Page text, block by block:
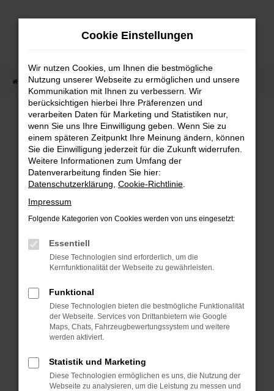
Zum
Startseite Fahrzeugangebote Fahrzeugmarkt
Fahrzeugmarkt
Fehler: Network Error
Beim Laden ist ein Fehler aufgetreten.
Hier sind ein paar Tipps, die dir helfen können:
Überprüfe deine Firewall und deine
Internetverbindung.
deine Suchmaschine?
Prüfe deine Browsererweiterungen.
Manche Erweiterungen, wie Werbeblocker,
können das Laden bestimmter Seiten
anderen Browser oder in einem privaten
Fenster?
Cookie Einstellungen
Wir nutzen Cookies, um Ihnen die bestmögliche
Nutzung unserer Webseite zu ermöglichen und unsere
Kommunikation mit Ihnen zu verbessern. Wir
berücksichtigen hierbei Ihre Präferenzen und
verarbeiten Daten für Marketing und Statistiken nur,
wenn Sie uns Ihre Einwilligung geben. Wenn Sie zu
einem späteren Zeitpunkt Ihre Meinung ändern, können
Sie die Einwilligung jederzeit für die Zukunft widerrufen.
Weitere Informationen zum Umfang der
Datenverarbeitung finden Sie hier:
Datenschutzerklärung Cookie-Richtlinie
Impressum
Folgende Kategorien von Cookies werden von uns eingesetzt:
Essentiell
Diese Technologien sind erforderlich, um die
Kernfunktionalität der Webseite zu gewährleisten.
Funktional
Diese Technologien bieten die bestmögliche Funktionalität
der Webseite. Services von Drittanbietern wie Google
Maps, Chats, Fahrzeugbewertungssystem und weitere
werden aktiviert.
Statistik und Marketing
Diese Technologien ermöglichen es uns, die Nutzung der
Webseite zu analysieren, um die Leistung zu messen und